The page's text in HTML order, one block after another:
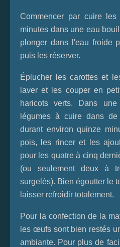
Commencer par cuire
minutes dans une eau
plonger dans l'eau froide
puis les réserver.
Éplucher les carottes et
laver et les couper en
haricots verts. Dans
légumes à cuire dans
durant environ quinze
pois, les rincer et les
pour les quatre à cinq
(ou seulement deux à
surgelés). Bien égoutter le
laisser refroidir totalement.
Pour la confection de la
les œufs sont bien restés
ambiante. Pour plus de